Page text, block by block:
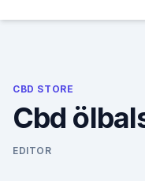
CBD STORE
Cbd
EDITOR